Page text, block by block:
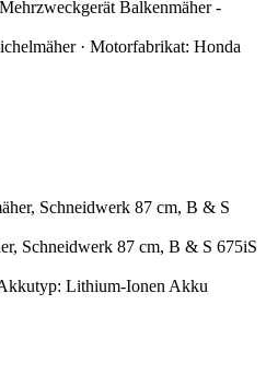
Balkenmäher -
· Motorfabrikat: Honda
Schneidwerk 87 cm, B & S 675iS
Lithium-Ionen Akku